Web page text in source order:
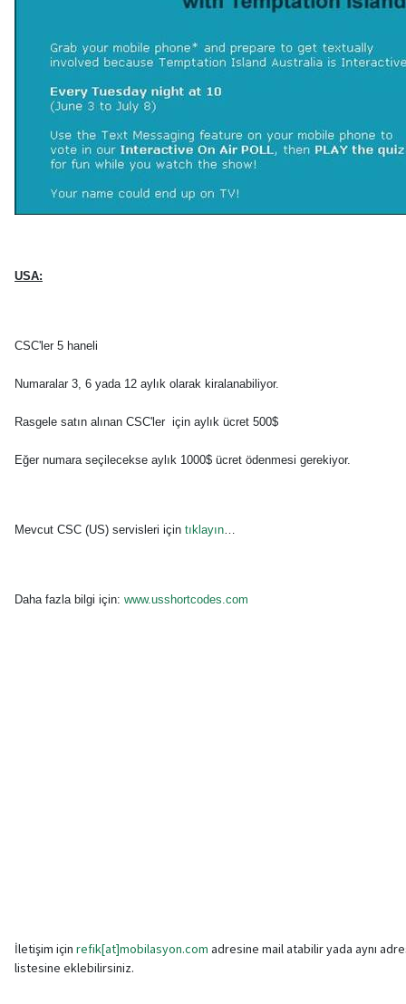
USA:
CSC'ler 5 haneli
Numaralar 3, 6 yada 12 aylık olarak kiralanabiliyor.
Rasgele satın alınan CSC'ler için aylık ücret 500$
Eğer numara seçilecekse aylık 1000$ ücret ödenmesi gerekiyor.
Mevcut CSC (US) servisleri için tıklayın
Daha fazla bilgi için: www.usshortcodes.com
İletişim için refik[at]mobilasyon.com adresine mail atabilir yada aynı
listesine eklebilirsiniz.